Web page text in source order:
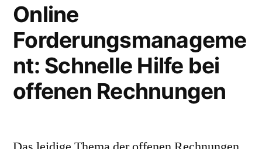
Online
Forderungsmanageme
nt: Schnelle Hilfe bei
offenen Rechnungen